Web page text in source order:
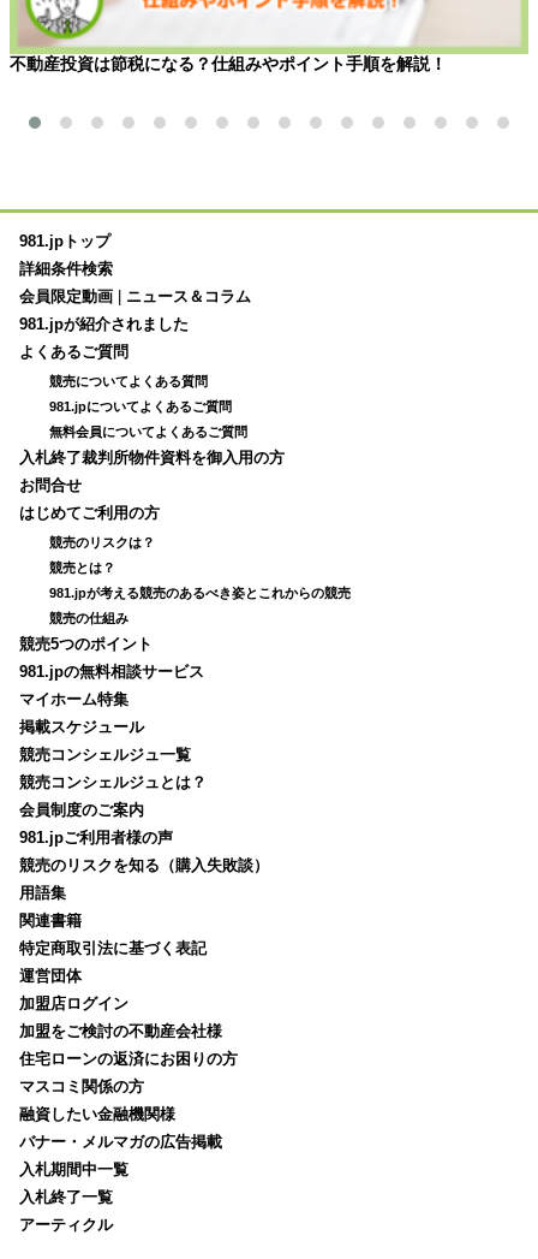
不動産投資は節税になる？仕組みやポイント手順を解説！
981.jpトップ
詳細条件検索
会員限定動画
ニュース＆コラム
981.jpが紹介されました
よくあるご質問
競売についてよくある質問
981.jpについてよくあるご質問
無料会員についてよくあるご質問
入札終了裁判所物件資料を御入用の方
お問合せ
はじめてご利用の方
競売のリスクは？
競売とは？
981.jpが考える競売のあるべき姿とこれからの競売
競売の仕組み
競売5つのポイント
981.jpの無料相談サービス
マイホーム特集
掲載スケジュール
競売コンシェルジュ一覧
競売コンシェルジュとは？
会員制度のご案内
981.jpご利用者様の声
競売のリスクを知る（購入失敗談）
用語集
関連書籍
特定商取引法に基づく表記
運営団体
加盟店ログイン
加盟をご検討の不動産会社様
住宅ローンの返済にお困りの方
マスコミ関係の方
融資したい金融機関様
バナー・メルマガの広告掲載
入札期間中一覧
入札終了一覧
アーティクル